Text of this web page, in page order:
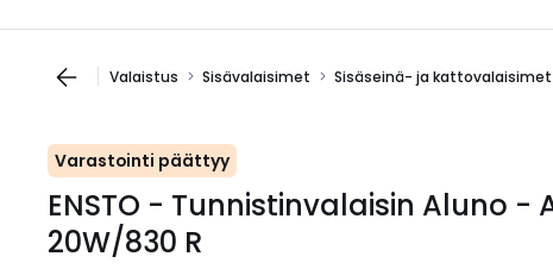
Valaistus Sisävalaisimet Sisäseinä- ja kattovalaisimet
Varastointi päättyy
ENSTO - Tunnistinvalaisin Aluno -
20W/830 R